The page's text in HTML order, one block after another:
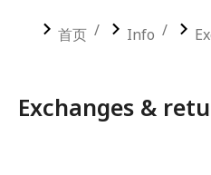
您在这里：
首页 Info
Exchanges &